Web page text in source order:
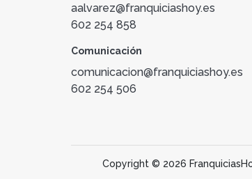
aalvarez@franquiciashoy.es
602 254 858
Comunicación
comunicacion@franquiciashoy.es
602 254 506
Copyright © 2026